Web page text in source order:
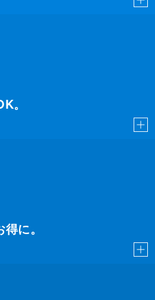
。
に。